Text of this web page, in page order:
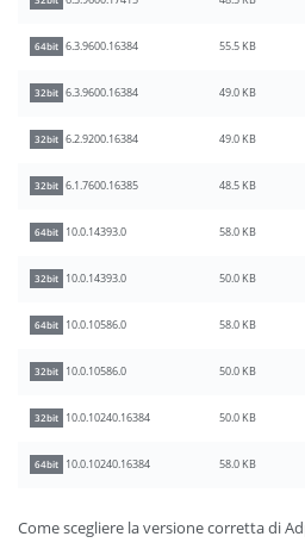
64bit 6.3.9600.16384 55.5 KB
32bit 6.3.9600.16384 49.0 KB
32bit 6.2.9200.16384 49.0 KB
32bit 6.1.7600.16385 48.5 KB
64bit 10.0.14393.0 58.0 KB
32bit 10.0.14393.0 50.0 KB
64bit 10.0.10586.0 58.0 KB
32bit 10.0.10586.0 50.0 KB
32bit 10.0.10240.16384 50.0 KB
64bit 10.0.10240.16384 58.0 KB
Come scegliere la versione corretta di